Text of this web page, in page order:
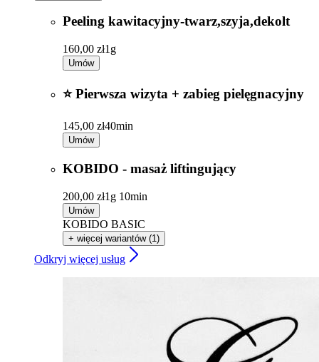
Peeling kawitacyjny-twarz,szyja,dekolt
160,00 zł1g
Umów
⭐ Pierwsza wizyta + zabieg pielęgnacyjny
145,00 zł40min
Umów
KOBIDO - masaż liftingujący
200,00 zł1g 10min
Umów
KOBIDO BASIC
+ więcej wariantów (1)
Odkryj więcej usług